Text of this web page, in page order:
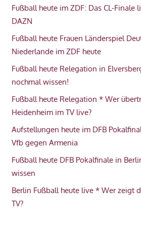
Fußball heute im ZDF: Das CL-Finale
DAZN
Fußball heute Frauen Länderspiel
Niederlande im ZDF heute
Fußball heute Relegation in
nochmal wissen!
Fußball heute Relegation * Wer
Heidenheim im TV live?
Aufstellungen heute im DFB
Vfb gegen Armenia
Fußball heute DFB Pokalfinale in
wissen
Berlin Fußball heute live * Wer zeigt
TV?